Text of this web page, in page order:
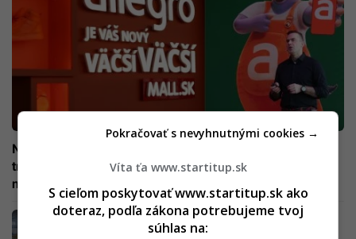
Na Slovensku štartuje najväčšie európske online
trhovisko. Sľubuje najnižšiu cenu aj revolúciu v
nakupovaní
Najväčší európsky marketplace vstupuje na
český trh, hneď po ňom má prísť na rad
Víta ťa www.startitup.sk
S cieľom poskytovať www.startitup.sk ako
doteraz, podľa zákona potrebujeme tvoj
súhlas na:
Pokračovať s nevyhnutnými cookies →